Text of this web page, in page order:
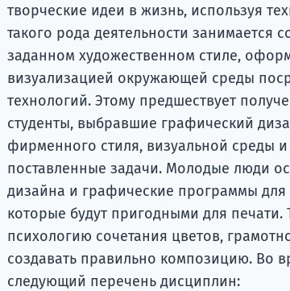
творческие идеи в жизнь, используя
такого рода деятельности занимается
заданном художественном стиле,
визуализацией окружающей среды
технологий. Этому предшествует
студенты, выбравшие графический
фирменного стиля, визуальной среды
поставленные задачи. Молодые люди
дизайна и графические программы для
которые будут пригодными для печати.
психологию сочетания цветов,
создавать правильно композицию. Во
следующий перечень дисциплин: